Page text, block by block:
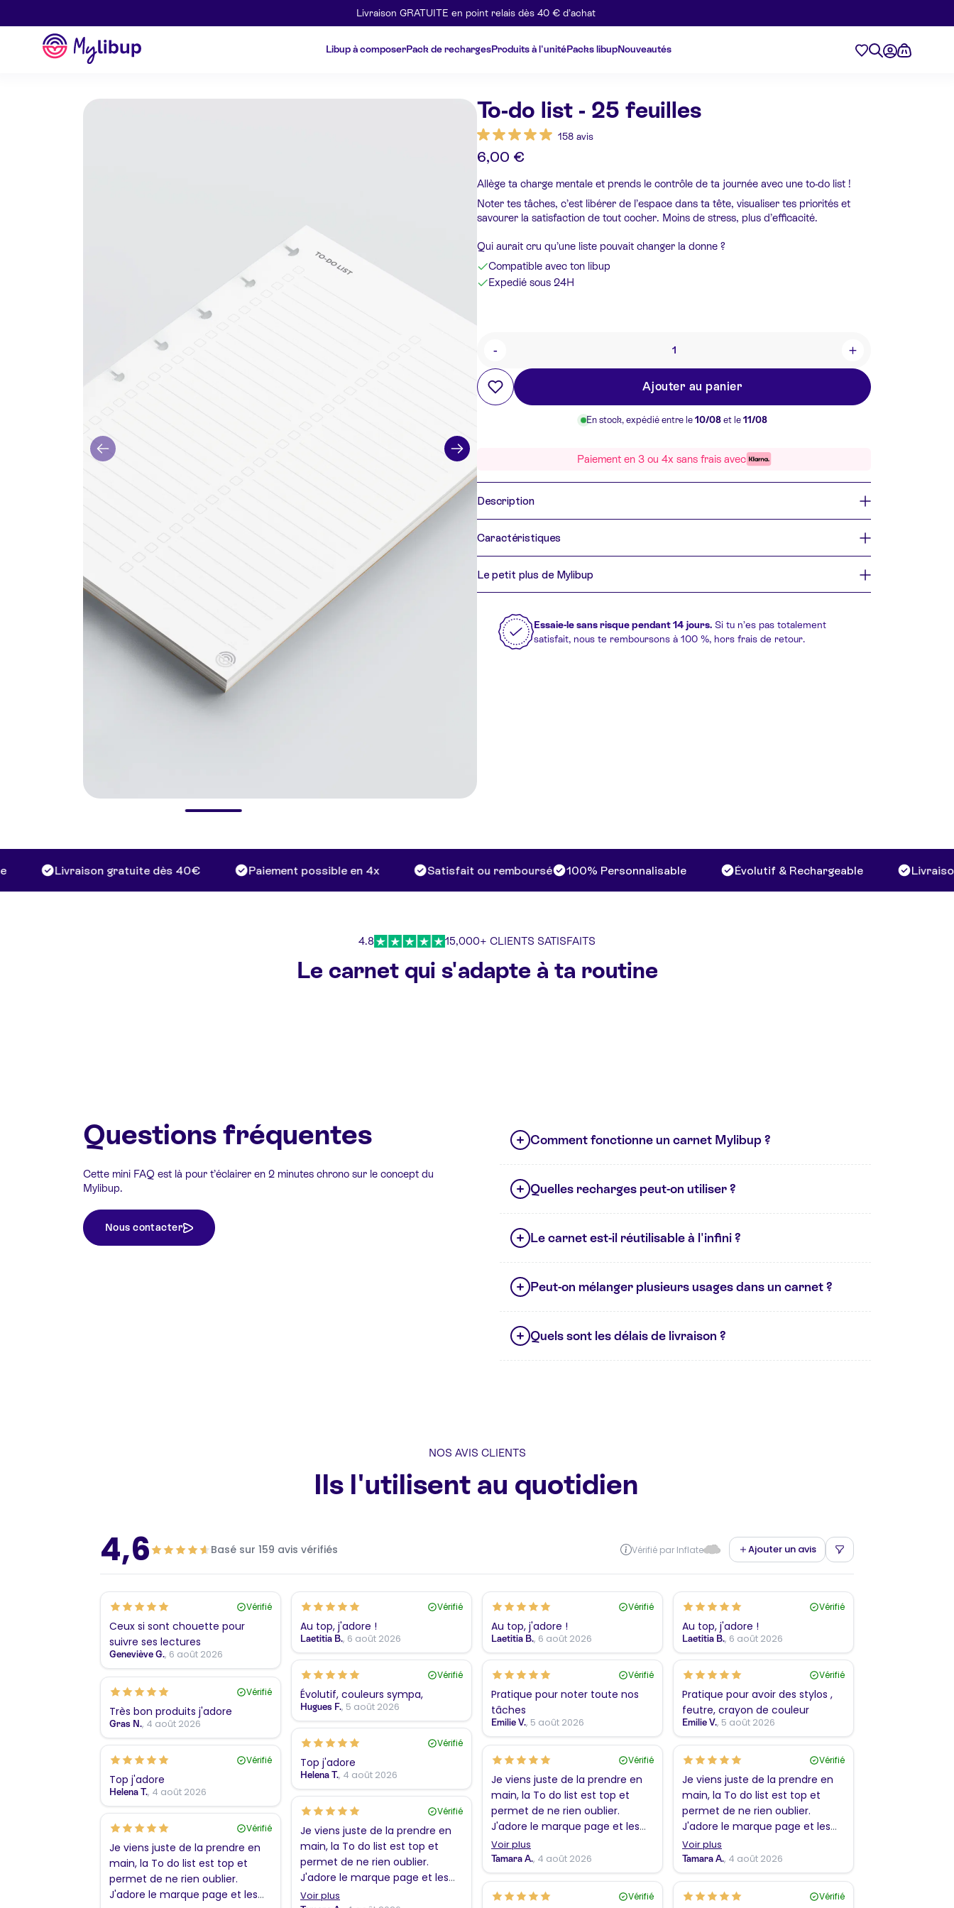
Livraison GRATUITE en point relais dès 40 € d’achat
Libup à composerPack de rechargesProduits à l'unitéPacks libupNouveautés
Mylibup
To-do list - 25 feuilles
158 avis
6,00 €
Allège ta charge mentale et prends le contrôle de ta journée avec une to-do list !
Noter tes tâches, c’est libérer de l’espace dans ta tête, visualiser tes priorités et
savourer la satisfaction de tout cocher. Moins de stress, plus d’efficacité.
Qui aurait cru qu’une liste pouvait changer la donne ?
Compatible avec ton libup
Expedié sous 24H
- +
Ajouter au panier
En stock, expédié entre le 10/08 et le 11/08
Paiement en 3 ou 4x sans frais avec
Description
Caractéristiques
Le petit plus de Mylibup
Essaie-le sans risque pendant 14 jours. Si tu n’es pas totalement
satisfait, nous te remboursons à 100 %, hors frais de retour.
Livraison gratuite dès 40€ Paiement possible en 4x Satisfait ou remboursé 100% Personnalisable Évolutif & Rechargeable Livraison
4.8 15,000+ CLIENTS SATISFAITS
Le carnet qui s'adapte à ta routine
Questions fréquentes
Cette mini FAQ est là pour t’éclairer en 2 minutes chrono sur le concept du
Mylibup.
Nous contacter
Comment fonctionne un carnet Mylibup ?
Quelles recharges peut-on utiliser ?
Le carnet est-il réutilisable à l'infini ?
Peut-on mélanger plusieurs usages dans un carnet ?
Quels sont les délais de livraison ?
NOS AVIS CLIENTS
Ils l'utilisent au quotidien
4,6 Basé sur 159 avis vérifiés Vérifié par Inflate Ajouter un avis
Vérifié
Ceux si sont chouette pour
suivre ses lectures
Geneviève G., 6 août 2026
Vérifié
Au top, j'adore !
Laetitia B., 6 août 2026
Vérifié
Au top, j'adore !
Laetitia B., 6 août 2026
Vérifié
Au top, j'adore !
Laetitia B., 6 août 2026
Vérifié
Évolutif, couleurs sympa,
Hugues F., 5 août 2026
Vérifié
Pratique pour noter toute nos
tâches
Emilie V., 5 août 2026
Vérifié
Pratique pour avoir des stylos ,
feutre, crayon de couleur
Emilie V., 5 août 2026
Vérifié
Très bon produits j'adore
Gras N., 4 août 2026
Vérifié
Top j'adore
Helena T., 4 août 2026
Vérifié
Top j'adore
Helena T., 4 août 2026
Vérifié
Je viens juste de la prendre en
main, la To do list est top et
permet de ne rien oublier.
J'adore le marque page et les
coloriages !!! En revanche, j'ai
trouvé l'envers de la couverture
plus sympathique que le simple
bleu pastel. Merci
Voir plus
Tamara A., 4 août 2026
Vérifié
Je viens juste de la prendre en
main, la To do list est top et
permet de ne rien oublier.
J'adore le marque page et les
coloriages !!! En revanche, j'ai
trouvé l'envers de la couverture
plus sympathique que le simple
bleu pastel. Merci
Voir plus
Tamara A., 4 août 2026
Vérifié
Je viens juste de la prendre en
main, la To do list est top et
permet de ne rien oublier.
J'adore le marque page et les
coloriages !!! En revanche, j'ai
Voir plus
Vérifié
Je viens juste de la prendre en
main, la To do list est top et
permet de ne rien oublier.
J'adore le marque page et les
Vérifié Vérifié